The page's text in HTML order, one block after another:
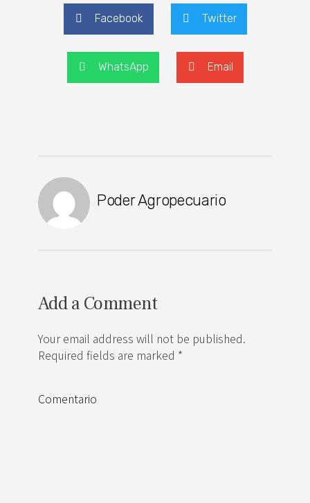
Facebook Twitter
WhatsApp Email
Poder Agropecuario
Add a Comment
Your email address will not be published.
Required fields are marked *
Comentario